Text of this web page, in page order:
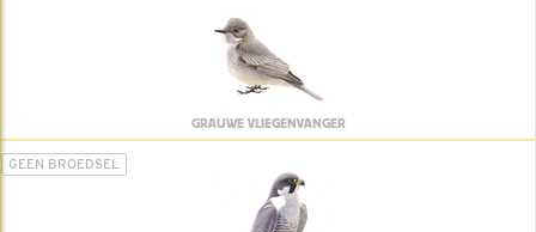
GRAUWE VLIEGENVANGER
GEEN BROEDSEL